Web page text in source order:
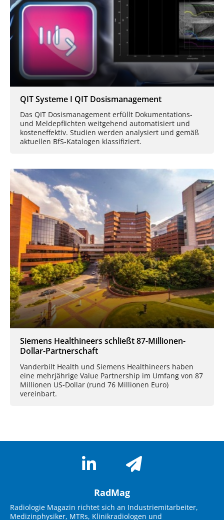
QIT Systeme I QIT Dosismanagement
Das QIT Dosismanagement erfüllt Dokumentations-
und Meldepflichten weitgehend automatisiert und
kosteneffektiv. Studien werden analysiert und gemäß
aktuellen BfS-Katalogen klassifiziert.
Siemens Healthineers schließt 87-Millionen-
Dollar-Partnerschaft
Vanderbilt Health und Siemens Healthineers haben
eine mehrjährige Value Partnership im Umfang von 87
Millionen US-Dollar (rund 76 Millionen Euro)
vereinbart.
RadMag
Radiologie Magazin richtet sich an Industriemitarbeiter,
Medizinphysiker, MTRs, Klinikradiologen und